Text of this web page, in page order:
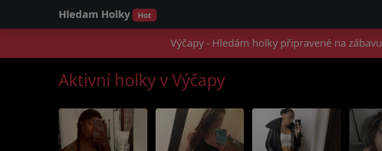
Hledam Holky Hot
Výčapy - Hledám holky připravené na zábavu
Aktivní holky v Výčapy